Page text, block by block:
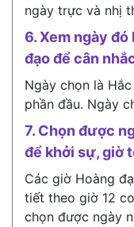
ngày trực và nhị
6. Xem ngày
đạo để cân
Ngày chọn là
phần đầu. Ngày
7. Chọn được
để khởi sự, giờ
Các giờ Hoàng
tiết theo giờ 12
chọn được ngày